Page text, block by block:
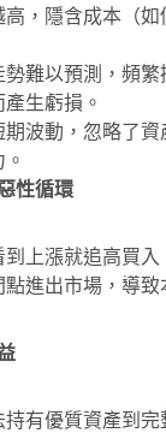
高，隱含成本（如
難以預測，頻繁
生虧損。
期波動，忽略了
性循環
到上漲就追高買
進出市場，導致
有優質資產到完